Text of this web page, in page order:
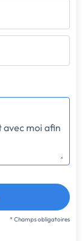
* Champs obligatoires